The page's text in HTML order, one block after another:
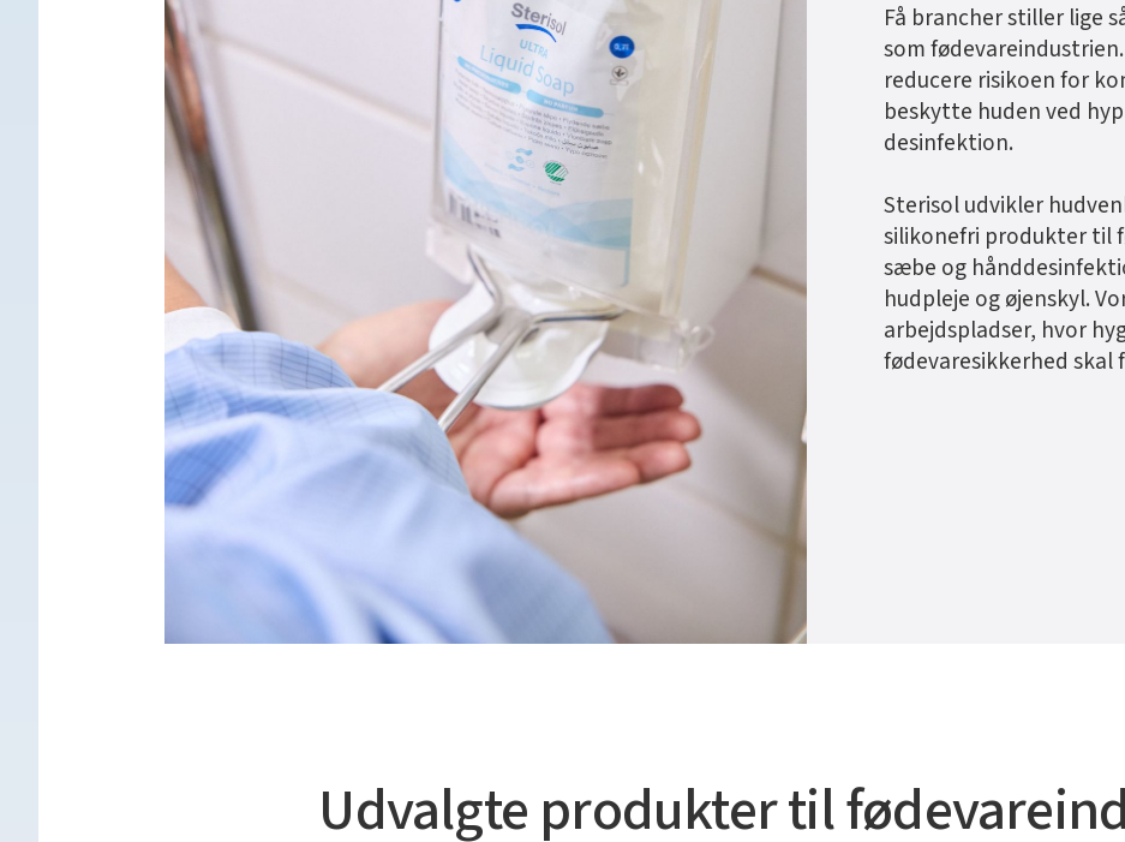
Få brancher stiller lige
som
reducere risikoen for
beskytte huden ved
desinfektion.
Sterisol udvikler
silikonefri produkter til
sæbe og
hudpleje og øjenskyl.
arbejdspladser, hvor
fødevaresikkerhed skal
Udvalgte produkter til